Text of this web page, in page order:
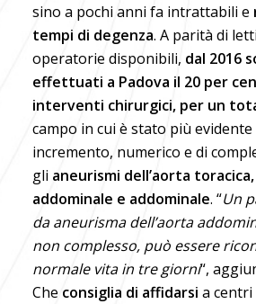
sino a pochi anni fa intrattabili e
tempi di degenza. A parità di
operatorie disponibili, dal 2016
effettuati a Padova il 20 per
interventi chirurgici, per un
campo in cui è stato più
incremento, numerico e di
gli aneurismi dell’aorta
addominale e addominale. “Un
da aneurisma dell’aorta
non complesso, può essere
normale vita in tre giorni“,
Che consiglia di affidarsi a